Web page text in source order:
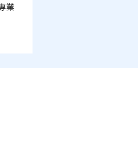
業